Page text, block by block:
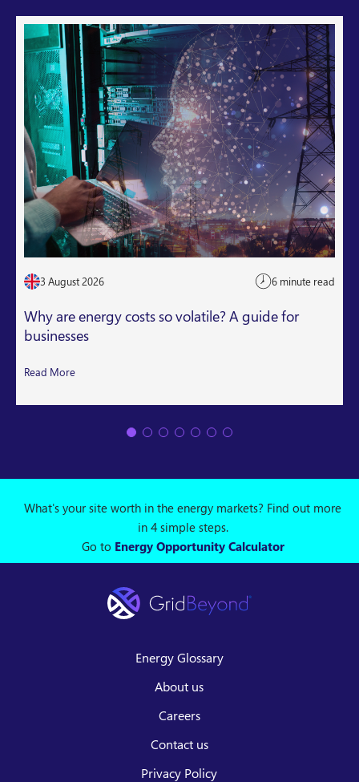
3 August 2026 6 minute read
Why are energy costs so volatile? A guide for
businesses
Read More
What's your site worth in the energy markets? Find out more
in 4 simple steps.
Go to Energy Opportunity Calculator
Energy Glossary
About us
Careers
Contact us
Privacy Policy